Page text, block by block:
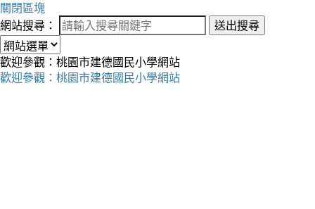
關閉區塊
網站搜尋：
送出搜尋
歡迎參觀：桃園市建德國民小學網站
歡迎參觀：桃園市建德國民小學網站